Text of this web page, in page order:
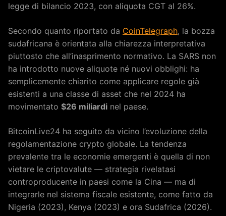
legge di bilancio 2023, con aliquota CGT al 26%.
Secondo quanto riportato da CoinTelegraph, la bozza
sudafricana è orientata alla chiarezza interpretativa
piuttosto che all’inasprimento normativo. La SARS non
ha introdotto nuove aliquote né nuovi obblighi: ha
semplicemente chiarito come applicare regole già
esistenti a una classe di asset che nel 2024 ha
movimentato $26 miliardi nel paese.
BitcoinLive24 ha seguito da vicino l’evoluzione della
regolamentazione crypto globale. La tendenza
prevalente tra le economie emergenti è quella di non
vietare le criptovalute — strategia rivelatasi
controproducente in paesi come la Cina — ma di
integrarle nel sistema fiscale esistente, come fatto da
Nigeria (2023), Kenya (2023) e ora Sudafrica (2026).